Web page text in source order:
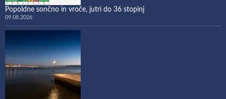
Popoldne sončno in vroče, jutri do 36 stopinj
09.08.2026